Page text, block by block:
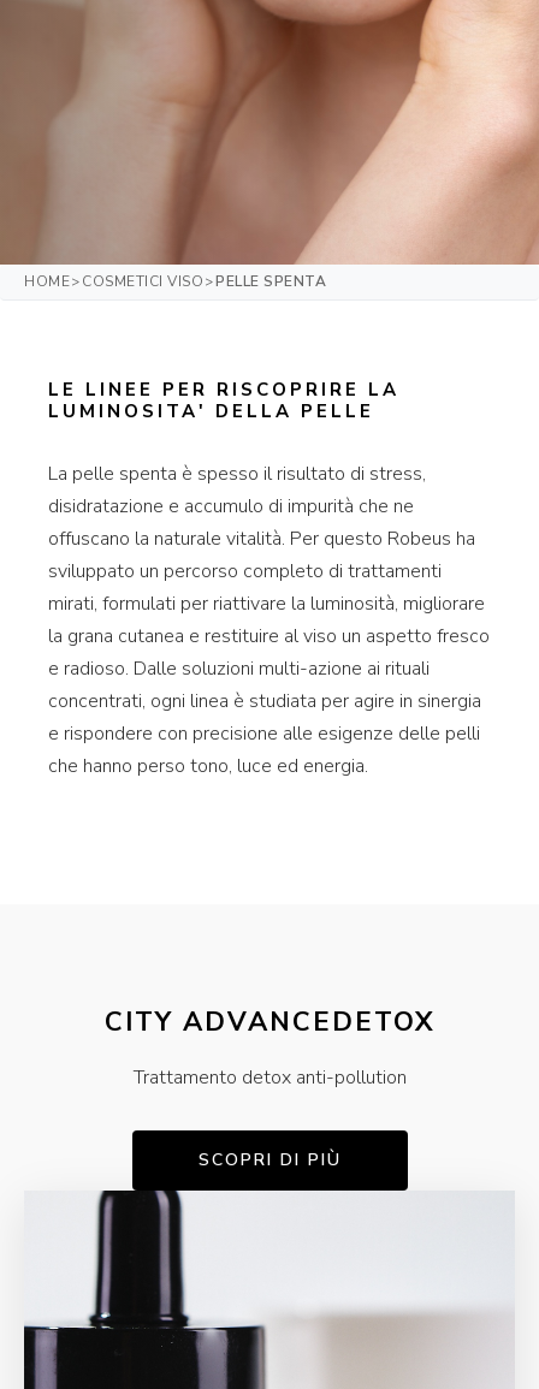
HOME> COSMETICI VISO >PELLE SPENTA
LE LINEE PER RISCOPRIRE LA
LUMINOSITA' DELLA PELLE
La pelle spenta è spesso il risultato di stress,
disidratazione e accumulo di impurità che ne
offuscano la naturale vitalità. Per questo Robeus ha
sviluppato un percorso completo di trattamenti
mirati, formulati per riattivare la luminosità, migliorare
la grana cutanea e restituire al viso un aspetto fresco
e radioso. Dalle soluzioni multi-azione ai rituali
concentrati, ogni linea è studiata per agire in sinergia
e rispondere con precisione alle esigenze delle pelli
che hanno perso tono, luce ed energia.
CITY ADVANCEDETOX
Trattamento detox anti-pollution
SCOPRI DI PIÙ